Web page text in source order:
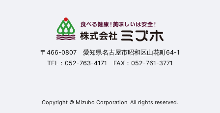
〒466-0807 愛知県名古屋市昭和区山花町64-1
TEL： 052-763-4171 FAX：052-761-3771
Copyright © Mizuho Corporation. All rights reserved.